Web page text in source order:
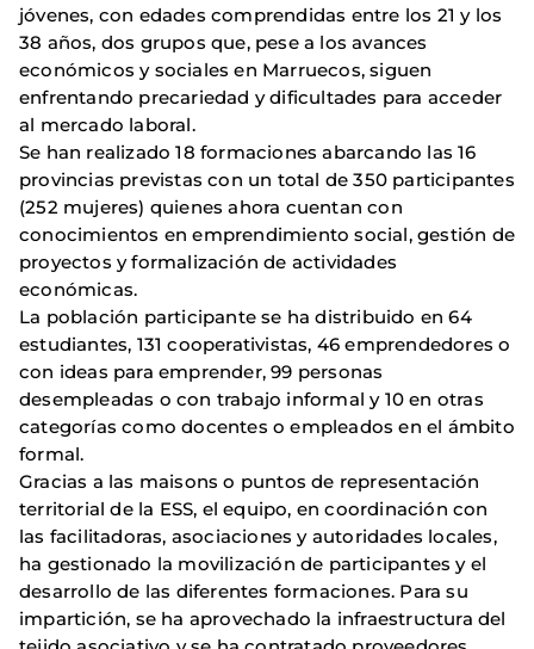
jóvenes, con edades comprendidas entre los 21 y los
38 años, dos grupos que, pese a los avances
económicos y sociales en Marruecos, siguen
enfrentando precariedad y dificultades para acceder
al mercado laboral.
Se han realizado 18 formaciones abarcando las 16
provincias previstas con un total de 350 participantes
(252 mujeres) quienes ahora cuentan con
conocimientos en emprendimiento social, gestión de
proyectos y formalización de actividades
económicas.
La población participante se ha distribuido en 64
estudiantes, 131 cooperativistas, 46 emprendedores o
con ideas para emprender, 99 personas
desempleadas o con trabajo informal y 10 en otras
categorías como docentes o empleados en el ámbito
formal.
Gracias a las maisons o puntos de representación
territorial de la ESS, el equipo, en coordinación con
las facilitadoras, asociaciones y autoridades locales,
ha gestionado la movilización de participantes y el
desarrollo de las diferentes formaciones. Para su
impartición, se ha aprovechado la infraestructura del